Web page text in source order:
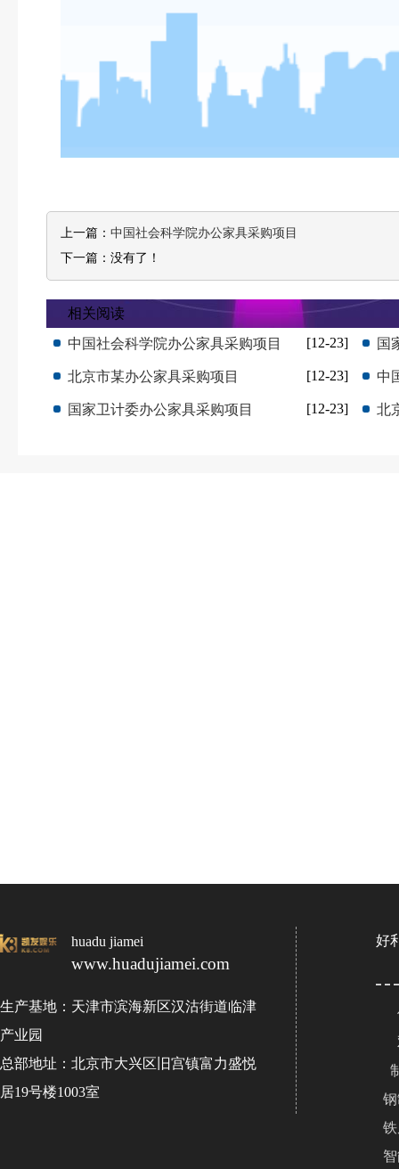
上一篇： 中国社会科学院办公家具采购项目
下一篇： 没有了！
相关阅读
中国社会科学院办公家具采购项目
[12-23] 国
北京市某办公家具采购项目 [12-23] 中
国家卫计委办公家具采购项目 [12-23] 北
huadu jiamei
www.huadujiamei.com
生产基地：天津市滨海新区汉沽街道临津
产业园
总部地址：北京市大兴区旧宫镇富力盛悦
居19号楼1003室
好